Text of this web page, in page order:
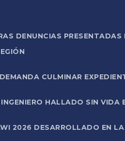
DENUNCIAS
CULMINAR
HALLADO SIN VIDA
2026 DESARROLLADO EN